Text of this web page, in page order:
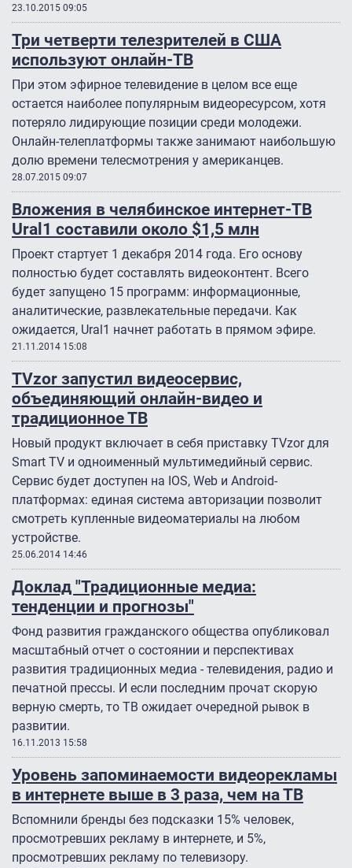
23.10.2015 09:05
Три четверти телезрителей в США
используют онлайн-ТВ
При этом эфирное телевидение в целом все еще
остается наиболее популярным видеоресурсом, хотя
потеряло лидирующие позиции среди молодежи.
Онлайн-телеплатформы также занимают наибольшую
долю времени телесмотрения у американцев.
28.07.2015 09:07
Вложения в челябинское интернет-ТВ
Ural1 составили около $1,5 млн
Проект стартует 1 декабря 2014 года. Его основу
полностью будет составлять видеоконтент. Всего
будет запущено 15 программ: информационные,
аналитические, развлекательные передачи. Как
ожидается, Ural1 начнет работать в прямом эфире.
21.11.2014 15:08
TVzor запустил видеосервис,
объединяющий онлайн-видео и
традиционное ТВ
Новый продукт включает в себя приставку TVzor для
Smart TV и одноименный мультимедийный сервис.
Сервис будет доступен на IOS, Web и Android-
платформах: единая система авторизации позволит
смотреть купленные видеоматериалы на любом
устройстве.
25.06.2014 14:46
Доклад "Традиционные медиа:
тенденции и прогнозы"
Фонд развития гражданского общества опубликовал
масштабный отчет о состоянии и перспективах
развития традиционных медиа - телевидения, радио и
печатной прессы. И если последним прочат скорую
верную смерть, то ТВ ожидает очередной рывок в
развитии.
16.11.2013 15:58
Уровень запоминаемости видеорекламы
в интернете выше в 3 раза, чем на ТВ
Вспомнили бренды без подсказки 15% человек,
просмотревших рекламу в интернете, и 5%,
просмотревших рекламу по телевизору.